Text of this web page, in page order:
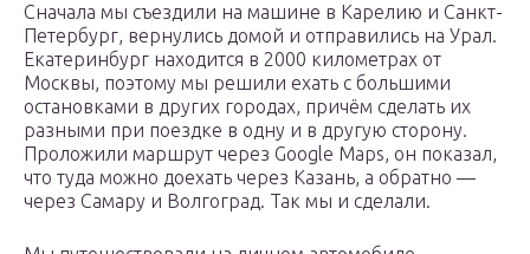
Сначала мы съездили на машине в Карелию и Санкт-
Петербург, вернулись домой и отправились на Урал.
Екатеринбург находится в 2000 километрах от
Москвы, поэтому мы решили ехать с большими
остановками в других городах, причём сделать их
разными при поездке в одну и в другую сторону.
Проложили маршрут через Google Maps, он показал,
что туда можно доехать через Казань, а обратно —
через Самару и Волгоград. Так мы и сделали.